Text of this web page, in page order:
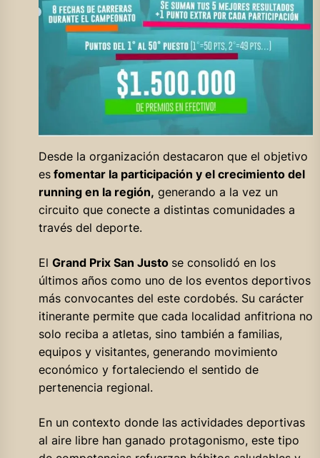
Desde la organización destacaron que el objetivo
esfomentar la participación y el crecimiento del
running en la región, generando a la vez un
circuito que conecte a distintas comunidades a
través del deporte.
El Grand Prix San Justo se consolidó en los
últimos años como uno de los eventos deportivos
más convocantes del este cordobés. Su carácter
itinerante permite que cada localidad anfitriona no
solo reciba a atletas, sino también a familias,
equipos y visitantes, generando movimiento
económico y fortaleciendo el sentido de
pertenencia regional.
En un contexto donde las actividades deportivas
al aire libre han ganado protagonismo, este tipo